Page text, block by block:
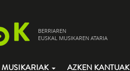
BERRIAREN
EUSKAL MUSIKAREN ATARIA
MUSIKARIAK AZKEN KANTUAK